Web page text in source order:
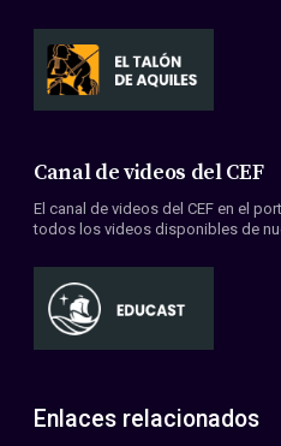
Canal de videos del CEF
El canal de videos del CEF en el
todos los videos disponibles de
Enlaces relacionados